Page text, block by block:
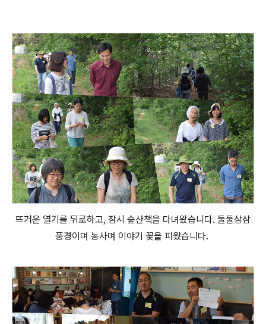
뜨거운 열기를 뒤로하고, 잠시 숲산책을 다녀왔습니다. 둘둘삼삼
풍경이며 농사며 이야기 꽃을 피웠습니다.